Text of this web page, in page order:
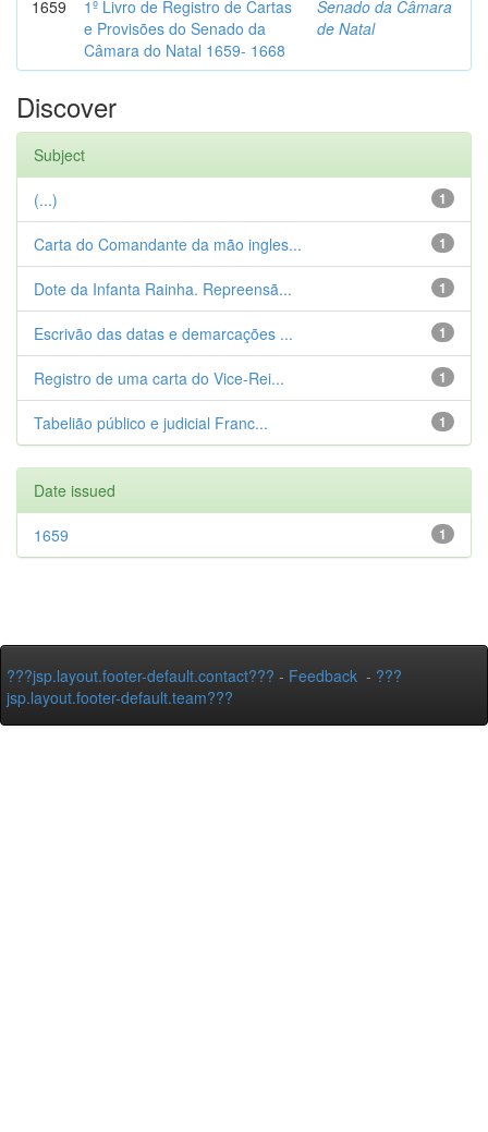
1659
1º Livro de Registro de Cartas
e Provisões do Senado da
Câmara do Natal 1659- 1668
Senado da Câmara
de Natal
Discover
Subject
1
(...)
1
Carta do Comandante da mão ingles...
1
Dote da Infanta Rainha. Repreensã...
1
Escrivão das datas e demarcações ...
1
Registro de uma carta do Vice-Rei...
1
Tabelião público e judicial Franc...
Date issued
1
1659
???jsp.layout.footer-default.contact??? - Feedback - ???
jsp.layout.footer-default.team???